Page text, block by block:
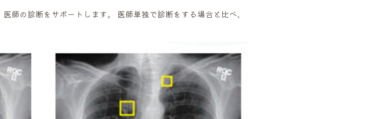
師の診断をサポートします。 医師単独で診断をする場合と比べ、